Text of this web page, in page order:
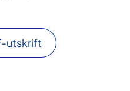
utskrift